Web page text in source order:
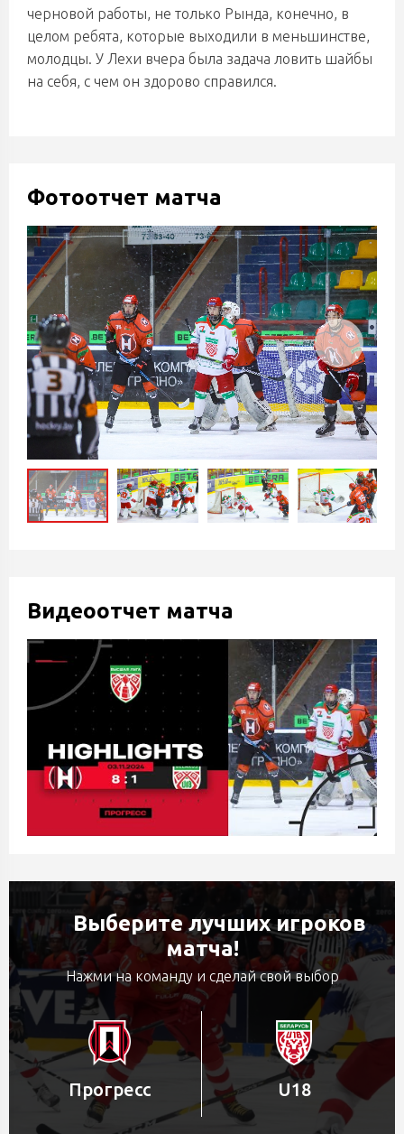
черновой работы, не только Рында, конечно, в
целом ребята, которые выходили в меньшинстве,
молодцы. У Лехи вчера была задача ловить шайбы
на себя, с чем он здорово справился.
Фотоотчет матча
Видеоотчет матча
Выберите лучших игроков
матча!
Нажми на команду и сделай свой выбор
Прогресс U18